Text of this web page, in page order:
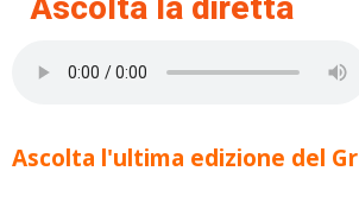
Ascolta la diretta
Ascolta l'ultima edizione del Gr